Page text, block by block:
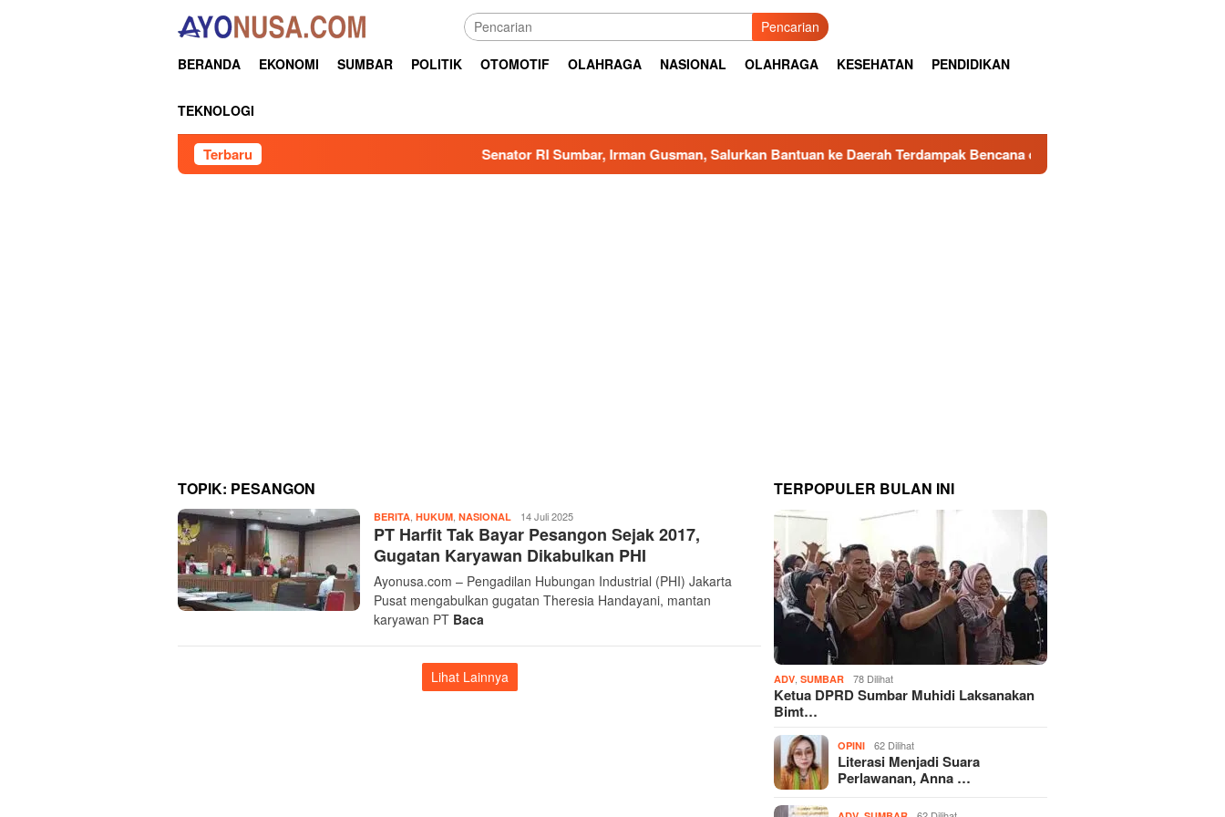
Pencarian
BERANDA EKONOMI SUMBAR POLITIK OTOMOTIF OLAHRAGA NASIONAL OLAHRAGA KESEHATAN PENDIDIKAN
TEKNOLOGI
Terbaru Senator RI Sumbar, Irman Gusman, Salurkan Bantuan ke Daerah Terdampak Bencana di Padang
TOPIK: PESANGON
BERITA HUKUM NASIONAL Ayonusa
Com
14 Juli 2025
PT Harfit Tak Bayar Pesangon Sejak 2017,
Gugatan Karyawan Dikabulkan PHI
Ayonusa.com – Pengadilan Hubungan Industrial (PHI) Jakarta
Pusat mengabulkan gugatan Theresia Handayani, mantan
karyawan PT Baca
Lihat Lainnya
TERPOPULER BULAN INI
ADV ,SUMBAR 78 Dilihat
Ketua DPRD Sumbar Muhidi Laksanakan
Bimt…
OPINI 62 Dilihat
Literasi Menjadi Suara
Perlawanan, Anna …